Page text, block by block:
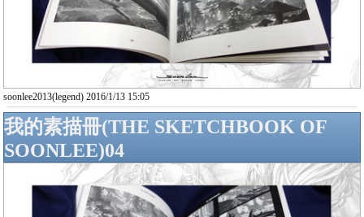
soonlee2013(legend) 2016/1/13 15:05
我的素描冊(THE SKETCHBOOK OF
SOONLEE)04